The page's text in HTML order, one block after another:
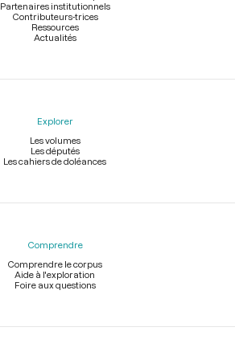
Partenaires institutionnels
Contributeurs-trices
Ressources
Actualités
Explorer
Les volumes
Les députés
Les cahiers de doléances
Comprendre
Comprendre le corpus
Aide à l'exploration
Foire aux questions